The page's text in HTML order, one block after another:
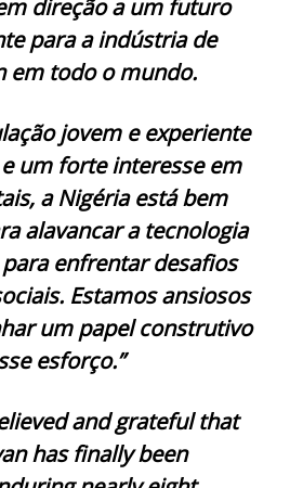
direção a um futuro
para a indústria de
em todo o mundo.
jovem e experiente
um forte interesse em
a Nigéria está bem
alavancar a tecnologia
enfrentar desafios
Estamos ansiosos
um papel construtivo
esforço.”
and grateful that
has finally been